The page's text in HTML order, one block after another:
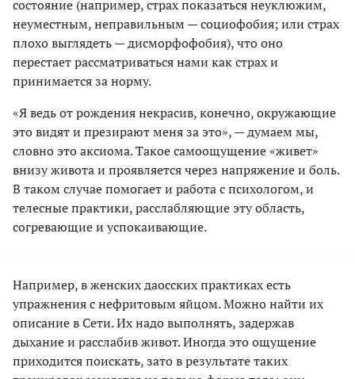
состояние (например, страх показаться неуклюжим,
неуместным, неправильным — социофобия; или страх
плохо выглядеть — дисморфофобия), что оно
перестает рассматриваться нами как страх и
принимается за норму.
«Я ведь от рождения некрасив, конечно, окружающие
это видят и презирают меня за это», — думаем мы,
словно это аксиома. Такое самоощущение «живет»
внизу живота и проявляется через напряжение и боль.
В таком случае помогает и работа с психологом, и
телесные практики, расслабляющие эту область,
согревающие и успокаивающие.
Например, в женских даосских практиках есть
упражнения с нефритовым яйцом. Можно найти их
описание в Сети. Их надо выполнять, задержав
дыхание и расслабив живот. Иногда это ощущение
приходится поискать, зато в результате таких